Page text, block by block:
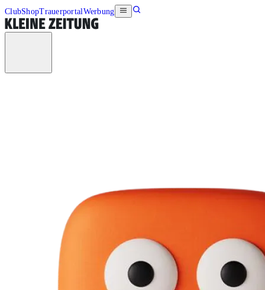
ClubShopTrauerportalWerbung